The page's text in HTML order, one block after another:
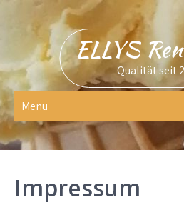
content
ELLYS
Qualität seit
Menu
Impressum